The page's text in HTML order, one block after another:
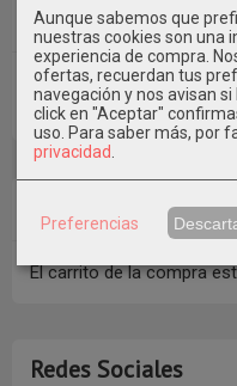
Costes de Envío
GRATIS *
Consultar
El carrito de la compra
Redes Sociales
Aunque sabemos que
nuestras cookies son una
experiencia de compra.
ofertas, recuerdan tus
navegación y nos avisan
click en "Aceptar"
uso. Para saber más, por
privacidad
Preferencias